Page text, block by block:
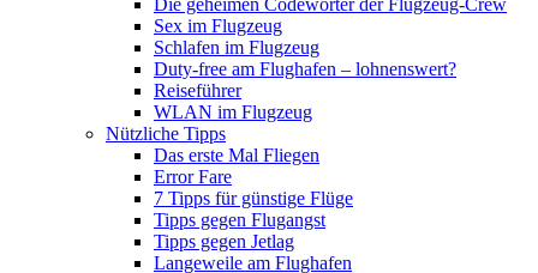
Sex im Flugzeug
Schlafen im Flugzeug
Duty-free am Flughafen – lohnenswert?
Reiseführer
WLAN im Flugzeug
Nützliche Tipps
Das erste Mal Fliegen
Error Fare
7 Tipps für günstige Flüge
Tipps gegen Flugangst
Tipps gegen Jetlag
Langeweile am Flughafen